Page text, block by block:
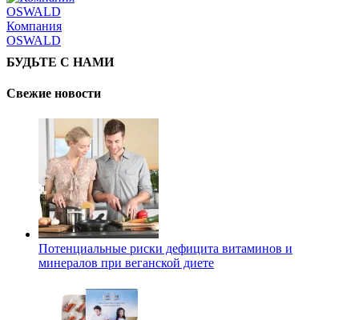
Компания
OSWALD
БУДЬТЕ С НАМИ
Свежие новости
Потенциальные риски дефицита витаминов и
минералов при веганской диете